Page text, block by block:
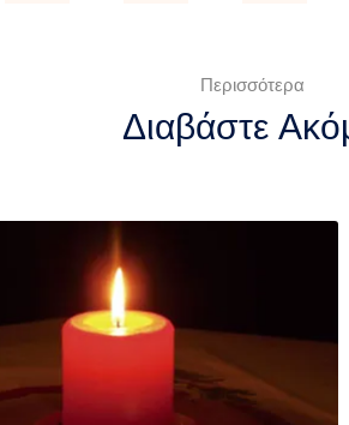
Περισσότερα
Διαβάστε